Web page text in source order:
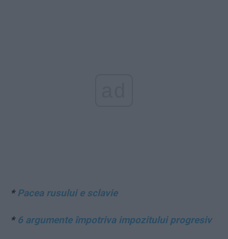
*Pacea rusului e sclavie
* 6 argumente împotriva impozitului progresiv